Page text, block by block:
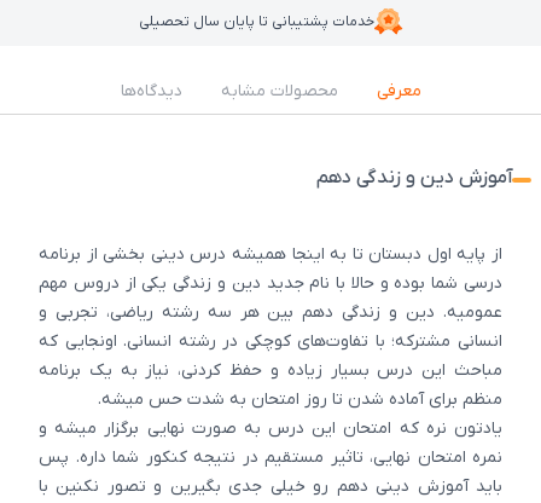
خدمات پشتیبانی تا پایان سال تحصیلی
معرفی محصولات مشابه دیدگاه‌ها
آموزش دین و زندگی دهم
از پایه اول دبستان تا به اینجا همیشه درس دینی بخشی از برنامه
درسی شما بوده و حالا با نام جدید دین و زندگی یکی از دروس مهم
عمومیه. دین و زندگی دهم بین هر سه رشته ریاضی، تجربی و
انسانی مشترکه؛ با تفاوت‌های کوچکی در رشته انسانی. اونجایی که
مباحث این درس بسیار زیاده و حفظ کردنی، نیاز به یک برنامه
منظم برای آماده شدن تا روز امتحان به شدت حس میشه.
یادتون نره که امتحان این درس به صورت نهایی برگزار میشه و
نمره امتحان نهایی، تاثیر مستقیم در نتیجه کنکور شما داره. پس
باید آموزش دینی دهم رو خیلی جدی بگیرین و تصور نکنین با